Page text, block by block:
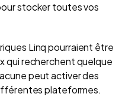
stocker toutes vos
Linq pourraient être
qui recherchent quelque
peut activer des
plateformes.